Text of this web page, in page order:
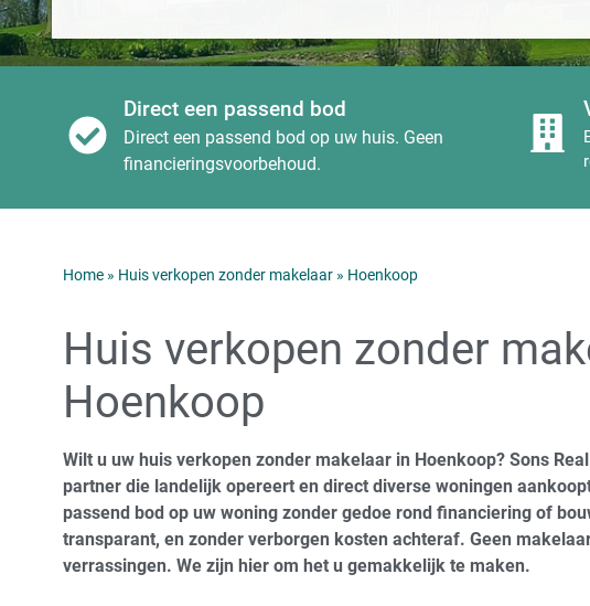
Direct een passend bod
Direct een passend bod op uw huis. Geen
financieringsvoorbehoud.
Home » Huis verkopen zonder makelaar » Hoenkoop
Huis verkopen zonder
Hoenkoop
Wilt u uw huis verkopen zonder makelaar in Hoenkoop? Sons
partner die landelijk opereert en direct diverse woningen
passend bod op uw woning zonder gedoe rond financiering of
transparant, en zonder verborgen kosten achteraf. Geen
verrassingen. We zijn hier om het u gemakkelijk te maken.